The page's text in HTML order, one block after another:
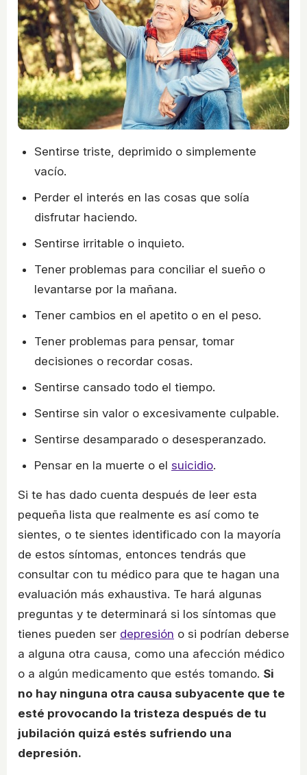
Sentirse triste, deprimido o simplemente
vacío.
Perder el interés en las cosas que solía
disfrutar haciendo.
Sentirse irritable o inquieto.
Tener problemas para conciliar el sueño o
levantarse por la mañana.
Tener cambios en el apetito o en el peso.
Tener problemas para pensar, tomar
decisiones o recordar cosas.
Sentirse cansado todo el tiempo.
Sentirse sin valor o excesivamente culpable.
Sentirse desamparado o desesperanzado.
Pensar en la muerte o el suicidio.
Si te has dado cuenta después de leer esta
pequeña lista que realmente es así como te
sientes, o te sientes identificado con la mayoría
de estos síntomas, entonces tendrás que
consultar con tu médico para que te hagan una
evaluación más exhaustiva. Te hará algunas
preguntas y te determinará si los síntomas que
tienes pueden ser depresión o si podrían deberse
a alguna otra causa, como una afección médico
o a algún medicamento que estés tomando. Si
no hay ninguna otra causa subyacente que te
esté provocando la tristeza después de tu
jubilación quizá estés sufriendo una
depresión.